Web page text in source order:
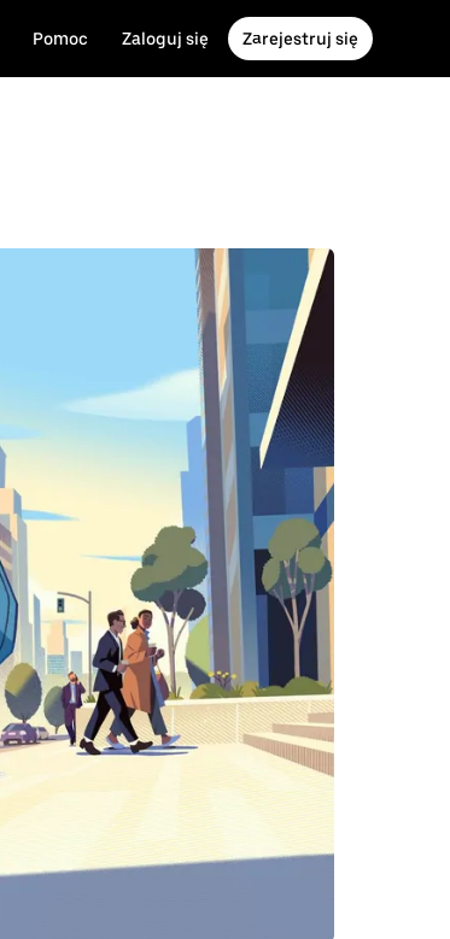
Pomoc Zaloguj się Zarejestruj się